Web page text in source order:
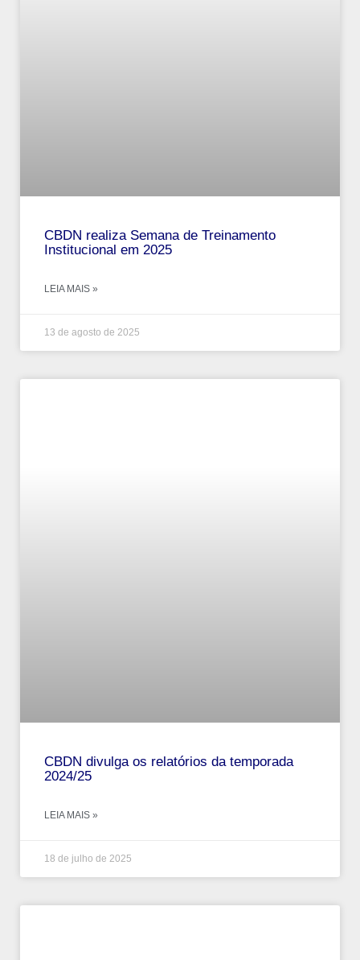
CBDN realiza Semana de Treinamento
Institucional em 2025
LEIA MAIS »
13 de agosto de 2025
CBDN divulga os relatórios da temporada
2024/25
LEIA MAIS »
18 de julho de 2025